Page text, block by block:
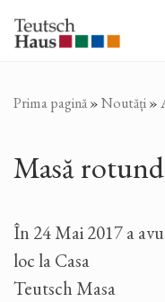
Sari la conținut
Prima pagină»Noutăți»
Masă
În 24 Mai 2017 a
loc la Casa
Teutsch Masa